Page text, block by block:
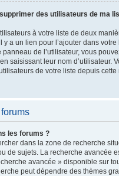
des utilisateurs de ma
à votre liste de deux
a un lien pour l’ajouter dans votre
panneau de l’utilisateur, vous
saisissant leur nom d’utilisateur.
de votre liste depuis cette
les forums ?
dans la zone de recherche
de sujets. La recherche avancée
avancée » disponible sur
peut dépendre des thèmes